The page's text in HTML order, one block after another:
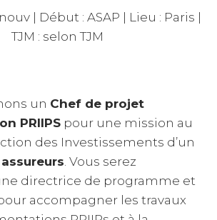
| Début : ASAP | Lieu : Paris |
TJM : selon TJM
un Chef de projet
PRIIPS pour une mission au
des Investissements d’un
assureurs . Vous serez
directrice de programme et
accompagner les travaux